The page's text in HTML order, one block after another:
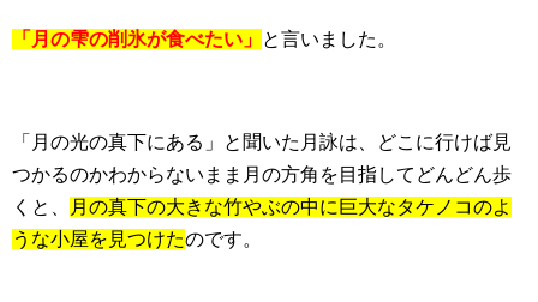
「月の雫の削氷が食べたい」 と言いました。
「月の光の真下にある」と聞いた月詠は、どこに行けば見
つかるのかわからないまま月の方角を目指してどんどん歩
くと、
月の真下の大きな竹やぶの中に巨大なタケノコのよ
うな小屋を見つけたのです。